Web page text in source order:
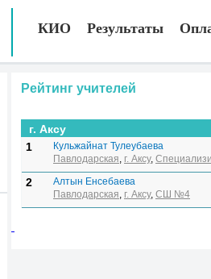
КИО Результаты
Рейтинг учителей
г. Аксу
1
Кульжайнат Тулеубаева
Павлодарская, г. Аксу,
2
Алтын Енсебаева
Павлодарская, г. Аксу, СШ №4